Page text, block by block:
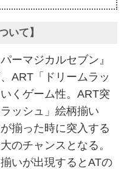
いて】
ーマジカルセブン』
ART「ドリームラッ
くゲーム性。ART突
ッシュ」絵柄揃い
揃った時に突入する
のチャンスとなる。
いが出現するとATの